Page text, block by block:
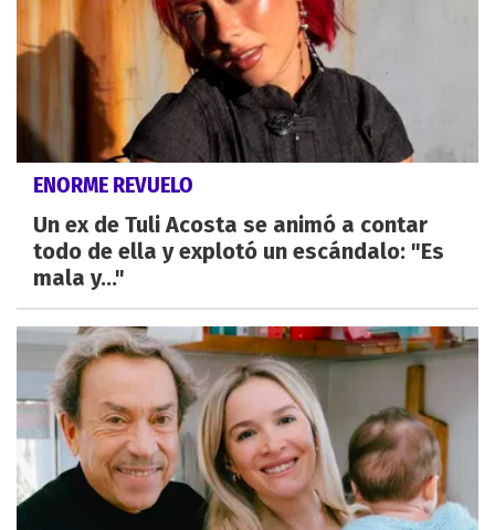
ENORME REVUELO
Un ex de Tuli Acosta se animó a contar
todo de ella y explotó un escándalo: "Es
mala y..."